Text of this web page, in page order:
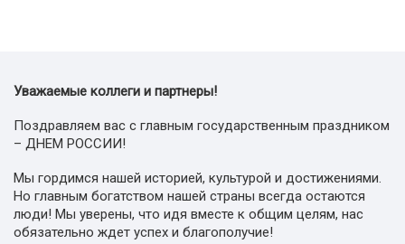
Уважаемые коллеги и партнеры!
Поздравляем вас с главным государственным праздником
– ДНЕМ РОССИИ!
Мы гордимся нашей историей, культурой и достижениями.
Но главным богатством нашей страны всегда остаются
люди! Мы уверены, что идя вместе к общим целям, нас
обязательно ждет успех и благополучие!